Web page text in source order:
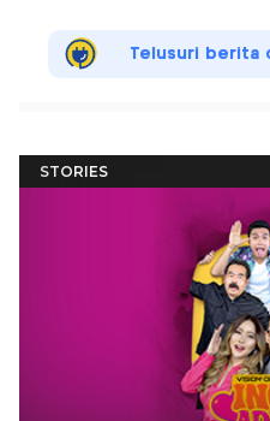
Telusuri berita